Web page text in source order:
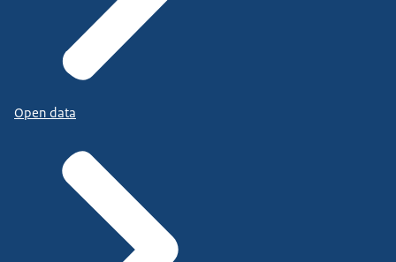
Open data